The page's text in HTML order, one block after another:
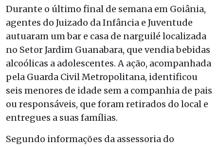
Durante o último final de semana em Goiânia,
agentes do Juizado da Infância e Juventude
autuaram um bar e casa de narguilé localizada
no Setor Jardim Guanabara, que vendia bebidas
alcoólicas a adolescentes. A ação, acompanhada
pela Guarda Civil Metropolitana, identificou
seis menores de idade sem a companhia de pais
ou responsáveis, que foram retirados do local e
entregues a suas famílias.
Segundo informações da assessoria do